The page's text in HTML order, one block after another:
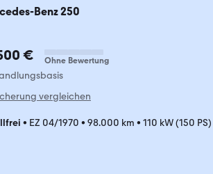
Benz 250
€ Ohne Bewertung
vergleichen
• EZ 04/1970 • 98.000 km • 110 kW (150 PS)